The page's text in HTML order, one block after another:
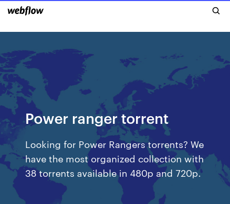
Power ranger torrent
Looking for Power Rangers torrents? We
have the most organized collection with
38 torrents available in 480p and 720p.